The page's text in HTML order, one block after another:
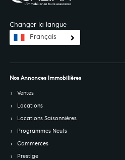
Changer la langue
Français
Nos Annonces Immobilières
Ventes
Locations
Locations Saisonnières
Programmes Neufs
Commerces
Prestige